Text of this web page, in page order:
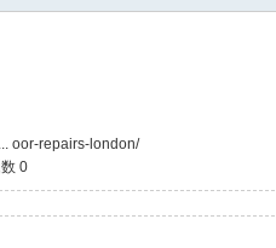
oor-repairs-london/
0